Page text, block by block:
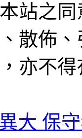
站之
散佈
亦不
大 保